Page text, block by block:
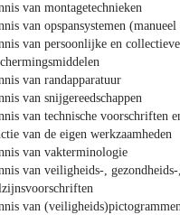
van montagetechnieken
van opspansystemen
van persoonlijke en collectieve
van randapparatuur
van snijgereedschappen
van technische voorschriften
van de eigen werkzaamheden
van vakterminologie
van veiligheids-,
van